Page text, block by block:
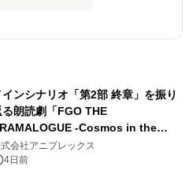
インシナリオ「第2部 終章」を振り
る朗読劇「FGO THE
-Cosmos in the
」の開催が決定！
会社アニプレックス
4日前